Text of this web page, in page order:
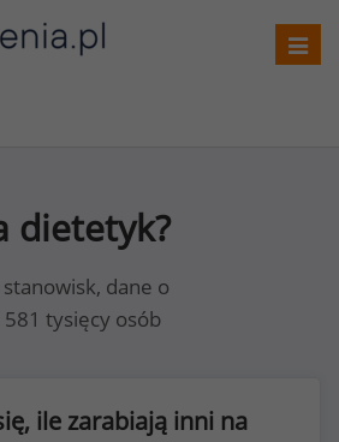
dietetyk?
dane o
tysięcy osób
ile zarabiają inni na